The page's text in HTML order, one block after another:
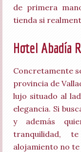
de primera
tienda si
Hotel Abadía
Concretamente
provincia de
lujo situado al
elegancia. Si
y además
tranquilidad,
alojamiento no te